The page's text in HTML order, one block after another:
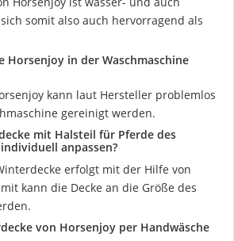
somit also auch hervorragend als
Horsenjoy in der Waschmaschine
kann laut Hersteller problemlos
gereinigt werden.
mit Halsteil für Pferde des
anpassen?
erfolgt mit der Hilfe von
kann die Decke an die Größe des
von Horsenjoy per Handwäsche